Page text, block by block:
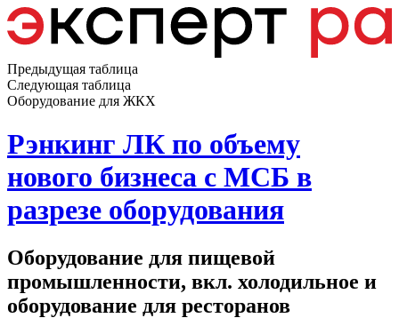
Предыдущая таблица
Следующая таблица
Оборудование для ЖКХ
Рэнкинг ЛК по объему
нового бизнеса с МСБ в
разрезе оборудования
Оборудование для пищевой
промышленности, вкл. холодильное и
оборудование для ресторанов